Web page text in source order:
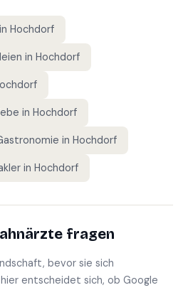
in Hochdorf
in Hochdorf
in Hochdorf
in Hochdorf
in Hochdorf
fragen
bevor sie sich
entscheidet sich, ob Google